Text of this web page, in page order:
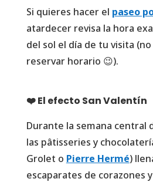
Si quieres hacer el paseo
atardecer revisa la hora
del sol el día de tu visita
reservar horario 😉).
❤️ El efecto San Valentín
Durante la semana central
las pâtisseries y
Grolet o Pierre Hermé)
escaparates de corazones